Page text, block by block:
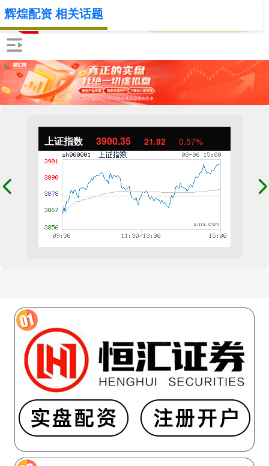
上证指数 3900.35 21.92 0.57%
辉煌配资 相关话题